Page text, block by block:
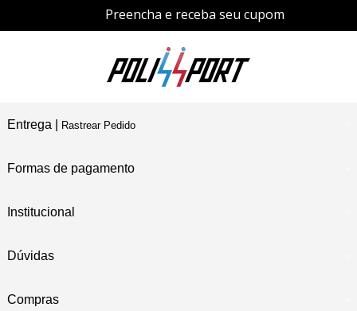
Preencha e receba seu cupom
Entrega | Rastrear Pedido
Formas de pagamento
Institucional
Dúvidas
Compras